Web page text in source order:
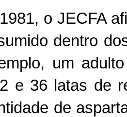
o JECFA
dentro
um
e 36 latas de
de